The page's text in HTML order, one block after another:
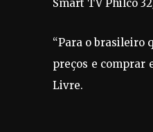
Smart TV Philco
“Para o brasileiro
preços e comprar
Livre.